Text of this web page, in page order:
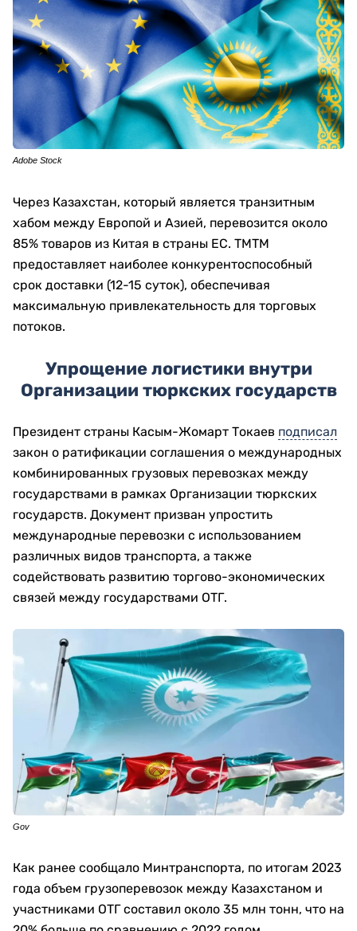
Adobe Stock
Через Казахстан, который является транзитным
хабом между Европой и Азией, перевозится около
85% товаров из Китая в страны ЕС. ТМТМ
предоставляет наиболее конкурентоспособный
срок доставки (12-15 суток), обеспечивая
максимальную привлекательность для торговых
потоков.
Упрощение логистики внутри
Организации тюркских государств
Президент страны Касым-Жомарт Токаев подписал
закон о ратификации соглашения о международных
комбинированных грузовых перевозках между
государствами в рамках Организации тюркских
государств. Документ призван упростить
международные перевозки с использованием
различных видов транспорта, а также
содействовать развитию торгово-экономических
связей между государствами ОТГ.
Gov
Как ранее сообщало Минтранспорта, по итогам 2023
года объем грузоперевозок между Казахстаном и
участниками ОТГ составил около 35 млн тонн, что на